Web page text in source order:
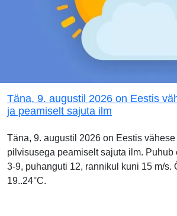
Täna, 9. augustil 2026 on Eestis
ja peamiselt sajuta ilm
Täna, 9. augustil 2026 on Eestis
pilvisusega peamiselt sajuta ilm. Puhub
3-9, puhanguti 12, rannikul kuni 15 m/s.
19..24°C.